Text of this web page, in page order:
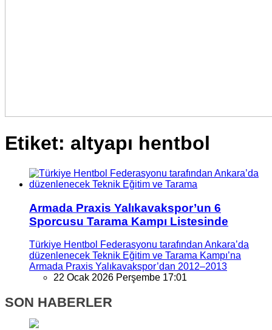
Etiket: altyapı hentbol
Armada Praxis Yalıkavakspor’un 6
Sporcusu Tarama Kampı Listesinde
Türkiye Hentbol Federasyonu tarafından Ankara’da
düzenlenecek Teknik Eğitim ve Tarama Kampı’na
Armada Praxis Yalıkavakspor’dan 2012–2013
22 Ocak 2026 Perşembe 17:01
SON HABERLER